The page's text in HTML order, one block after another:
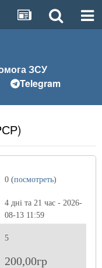
ЗСУ
Telegram
0 (посмотреть)
4 дні та 21 час - 2026-
08-13 11:59
5
200,00гр